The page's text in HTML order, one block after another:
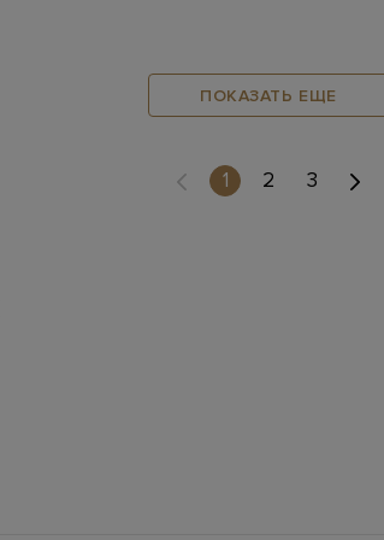
ПОКАЗАТЬ ЕЩЕ
1(current)
2 3